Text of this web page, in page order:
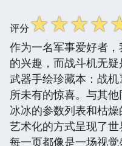
评分☆☆☆☆
作为一名军事爱好者
的兴趣，而战斗机无
武器手绘珍藏本：战
所未有的惊喜。与其
冰冰的参数列表和枯
艺术化的方式呈现了世
每一页都像是一场视